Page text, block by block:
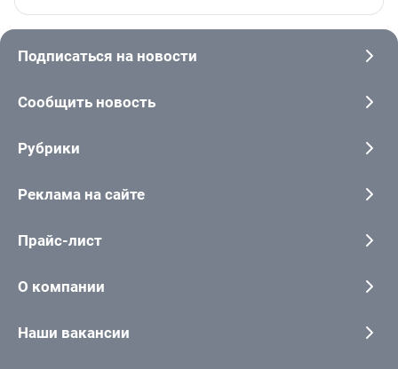
Подписаться на новости
Сообщить новость
Рубрики
Реклама на сайте
Прайс-лист
О компании
Наши вакансии